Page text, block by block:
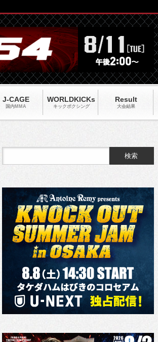
J-CAGE
国内MMA
WORLDKICKs
キックポクシング
Result
大会結果